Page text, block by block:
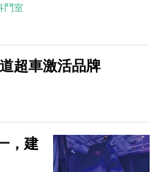
鬥室
超車激活品牌
，建